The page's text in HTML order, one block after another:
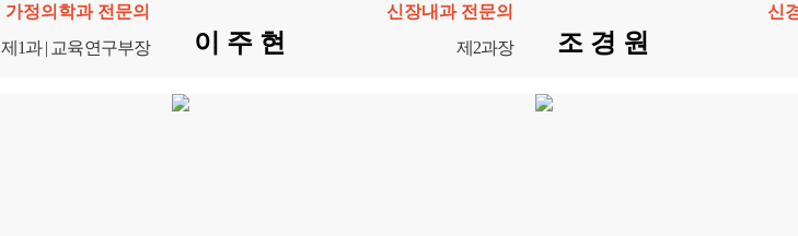
가정의학과 전문의
제1과 | 교육연구부장
신장내과 전문의
이 주 현 제2과장
신
조 경 원